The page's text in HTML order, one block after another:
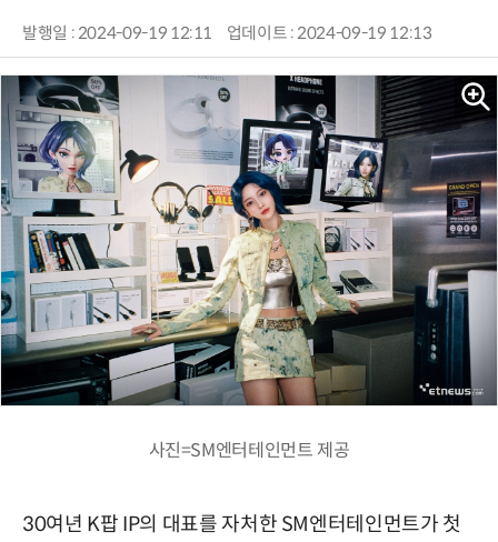
발행일 : 2024-09-19 12:11 업데이트 : 2024-09-19 12:13
사진=SM엔터테인먼트 제공
30여년 K팝 IP의 대표를 자처한 SM엔터테인먼트가 첫